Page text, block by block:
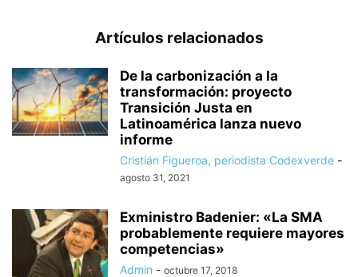
Artículos relacionados
De la carbonización a la
transformación: proyecto
Transición Justa en
Latinoamérica lanza nuevo
informe
Cristián Figueroa, periodista Codexverde -
agosto 31, 2021
Exministro Badenier: «La SMA
probablemente requiere mayores
competencias»
Admin - octubre 17, 2018